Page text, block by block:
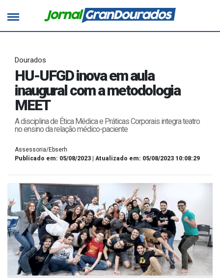
Dourados
HU-UFGD inova em aula
inaugural com a metodologia
MEET
A disciplina de Ética Médica e Práticas Corporais integra teatro
no ensino da relação médico-paciente
Assessoria/Ebserh
Publicado em: 05/08/2023 | Atualizado em: 05/08/2023 10:08:29